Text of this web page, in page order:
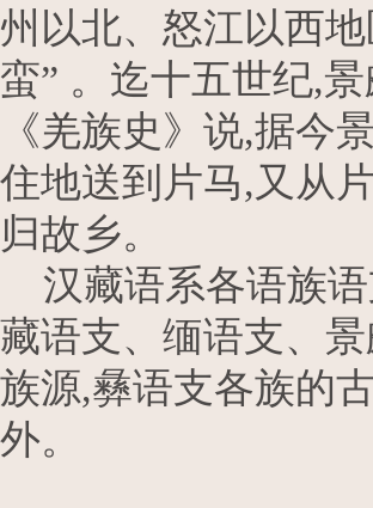
州以北、怒江以西
蛮” 。迄十五世纪,
《羌族史》说,据今
住地送到片马,又从
归故乡。
汉藏语系各语族语
藏语支、缅语支、
族源,彝语支各族的
外。